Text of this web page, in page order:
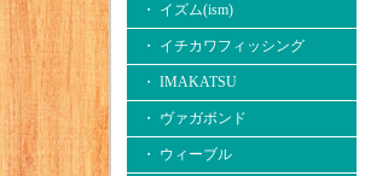
・ イズム(ism)
・ イチカワフィッシング
・ IMAKATSU
・ ヴァガボンド
・ ウィーブル